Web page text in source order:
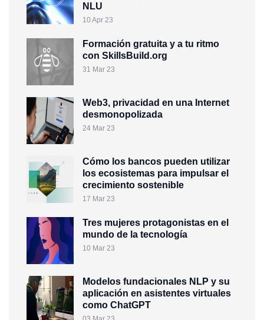
NLU
10 Apr 23
Formación gratuita y a tu ritmo
con SkillsBuild.org
31 Mar 23
Web3, privacidad en una Internet
desmonopolizada
24 Mar 23
Cómo los bancos pueden utilizar
los ecosistemas para impulsar el
crecimiento sostenible
17 Mar 23
Tres mujeres protagonistas en el
mundo de la tecnología
10 Mar 23
Modelos fundacionales NLP y su
aplicación en asistentes virtuales
como ChatGPT